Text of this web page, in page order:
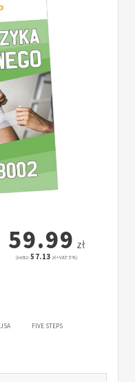
59.99 zł
(netto:57.13 zł + VAT: 5%)
JSA FIVE STEPS